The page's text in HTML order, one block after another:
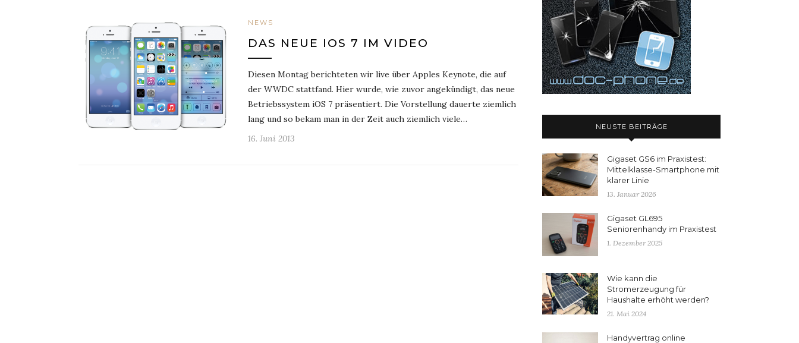
NEWS
DAS NEUE IOS 7 IM VIDEO
Diesen Montag berichteten wir live über Apples Keynote, die auf
der WWDC stattfand. Hier wurde, wie zuvor angekündigt, das neue
Betriebssystem iOS 7 präsentiert. Die Vorstellung dauerte ziemlich
lang und so bekam man in der Zeit auch ziemlich viele…
16. Juni 2013
NEUSTE BEITRÄGE
Gigaset GS6 im Praxistest:
Mittelklasse-Smartphone mit
klarer Linie
13. Januar 2026
Gigaset GL695
Seniorenhandy im Praxistest
1. Dezember 2025
Wie kann die
Stromerzeugung für
Haushalte erhöht werden?
21. Mai 2024
Handyvertrag online